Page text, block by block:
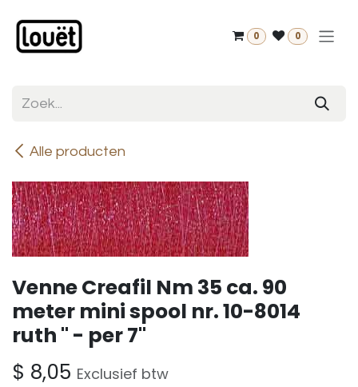
0 0
Alle producten
Venne Creafil Nm 35 ca. 90
meter mini spool nr. 10-8014
ruth " - per 7"
$ 8,05 Exclusief btw